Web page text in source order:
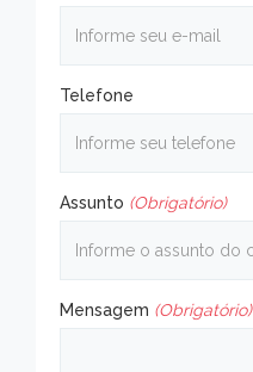
Telefone
Assunto (Obrigatório)
Mensagem (Obrigatório)